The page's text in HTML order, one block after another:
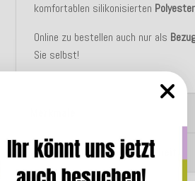
komfortablen silikonisierten
Online zu bestellen auch nur als
Sie selbst!
Angaben zur Produktsicherheit